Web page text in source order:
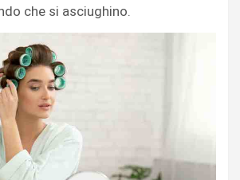
che si asciughino.